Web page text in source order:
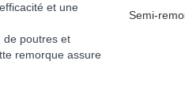
et une
de poutres et
remorque assure
Semi-